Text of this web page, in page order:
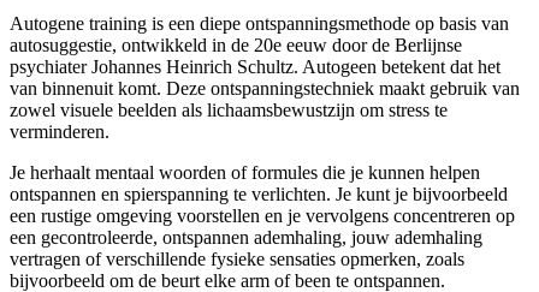
Autogene training is een diepe ontspanningsmethode op basis van
autosuggestie, ontwikkeld in de 20e eeuw door de Berlijnse
psychiater Johannes Heinrich Schultz. Autogeen betekent dat het
van binnenuit komt. Deze ontspanningstechniek maakt gebruik van
zowel visuele beelden als lichaamsbewustzijn om stress te
verminderen.
Je herhaalt mentaal woorden of formules die je kunnen helpen
ontspannen en spierspanning te verlichten. Je kunt je bijvoorbeeld
een rustige omgeving voorstellen en je vervolgens concentreren op
een gecontroleerde, ontspannen ademhaling, jouw ademhaling
vertragen of verschillende fysieke sensaties opmerken, zoals
bijvoorbeeld om de beurt elke arm of been te ontspannen.